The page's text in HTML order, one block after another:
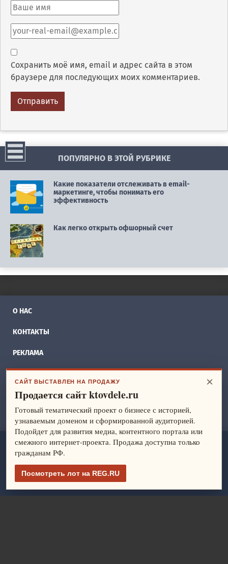
Сохранить моё имя, email и адрес сайта в этом
браузере для последующих моих комментариев.
ПОПУЛЯРНО В ЭТОЙ РУБРИКЕ
Какие показатели отслеживать в email-
маркетинге, чтобы понимать его
эффективность
Как легко открыть офшорный счет
О НАС
КОНТАКТЫ
РЕКЛАМА
СПРАВОЧНИК
ФРАНШИЗЫ
ktovdele.ru — идеи и ведение бизнеса. Все права защищены.
Политика конфиденциальности
×
САЙТ ВЫСТАВЛЕН НА ПРОДАЖУ
Продается сайт ktovdele.ru
Готовый тематический проект о бизнесе с историей,
узнаваемым доменом и сформированной аудиторией.
Подойдет для развития медиа, контентного портала или
смежного интернет-проекта. Продажа доступна только
гражданам РФ.
Посмотреть лот на REG.RU